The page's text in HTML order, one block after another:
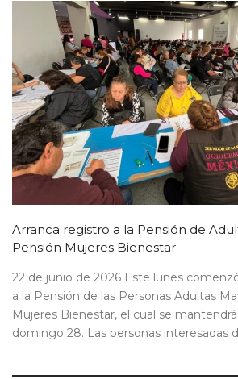
Arranca registro a la Pensión de
Pensión Mujeres Bienestar
22 de junio de 2026 Este lunes
a la Pensión de las Personas Adultas
Mujeres Bienestar, el cual se
domingo 28. Las personas interesadas